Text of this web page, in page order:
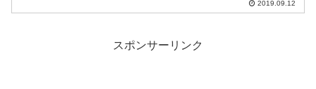
2019.09.12
スポンサーリンク